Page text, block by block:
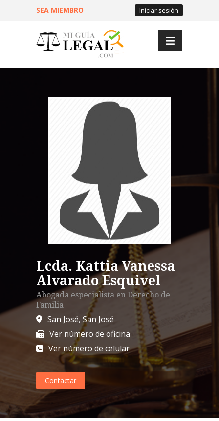
SEA MIEMBRO Iniciar sesión
Lcda. Kattia Vanessa
Alvarado Esquivel
Abogada especialista en Derecho de
Familia
San José, San José
Ver número de oficina
Ver número de celular
Contactar